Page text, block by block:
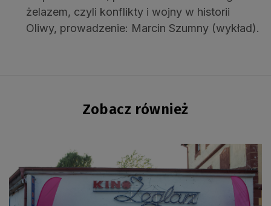
żelazem, czyli konflikty i wojny w historii
Oliwy, prowadzenie: Marcin Szumny (wykład).
Zobacz również